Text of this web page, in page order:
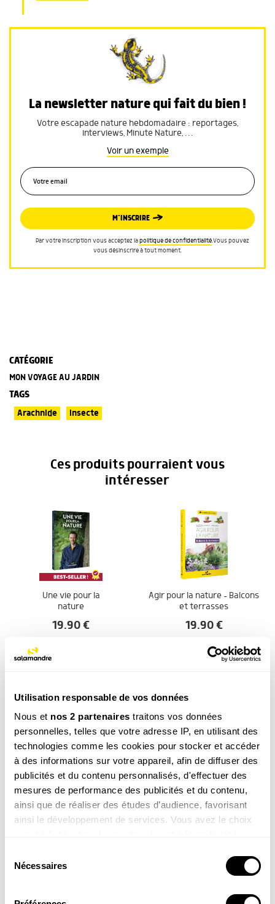
Utilisation responsable de vos données
Nous et nos 2 partenaires traitons vos données
personnelles, telles que votre adresse IP, en utilisant des
technologies comme les cookies pour stocker et accéder
à des informations sur votre appareil, afin de diffuser des
publicités et du contenu personnalisés, d'effectuer des
mesures de performance des publicités et du contenu,
ainsi que de réaliser des études d’audience, favorisant
ainsi le développement de services. Vous avez le choix
tout moment en consultant la Déclaration relative aux
cookies ou en cliquant sur l'icône de confidentialité.
Nécessaires
La newsletter nature qui fait du bien !
Votre escapade nature hebdomadaire : reportages,
interviews, Minute Nature, …
Voir un exemple
M’INSCRIRE
Par votre inscription vous acceptez lapolitique de confidentialité.Vous pouvez
vous désinscrire à tout moment.
CATÉGORIE
MON VOYAGE AU JARDIN
TAGS
Arachnide Insecte
Ces produits pourraient vous
intéresser
Une vie pour la
nature
19.90€
Agir pour la nature – Balcons
et terrasses
19.90€
COMMANDER
Le grand livre de la
69.00€
COMMANDER
Les plantes
49.00€